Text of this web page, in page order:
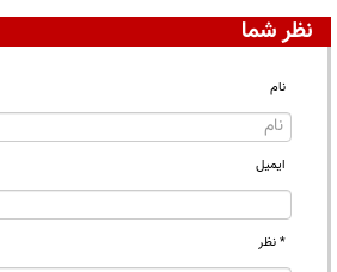
نظر شما
نام
ایمیل
* نظر